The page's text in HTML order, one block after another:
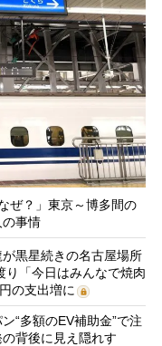
ぜ？」東京～博多間の
事情
が黒星続きの名古屋場所
り「今日はみんなで焼肉
の支出増に
“多額のEV補助金”で注
背後に見え隠れす